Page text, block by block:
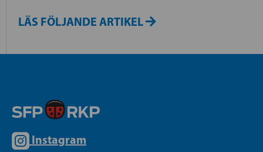
LÄS FÖLJANDE ARTIKEL
Instagram